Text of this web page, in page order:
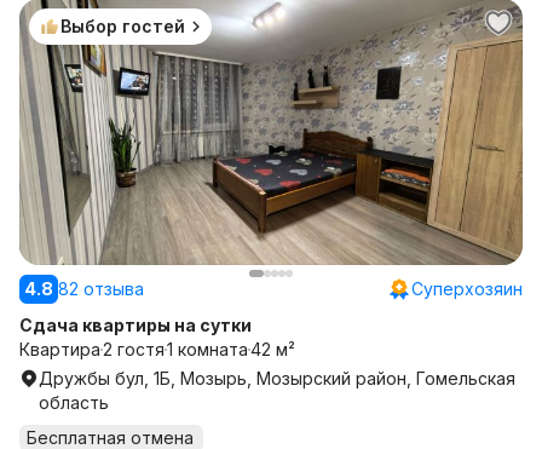
Выбор гостей
4.8 82 отзыва
Суперхозяин
Сдача квартиры на сутки
Квартира2 гостя1 комната42 м²
Дружбы бул, 1Б, Мозырь, Мозырский район, Гомельская
область
Бесплатная отмена